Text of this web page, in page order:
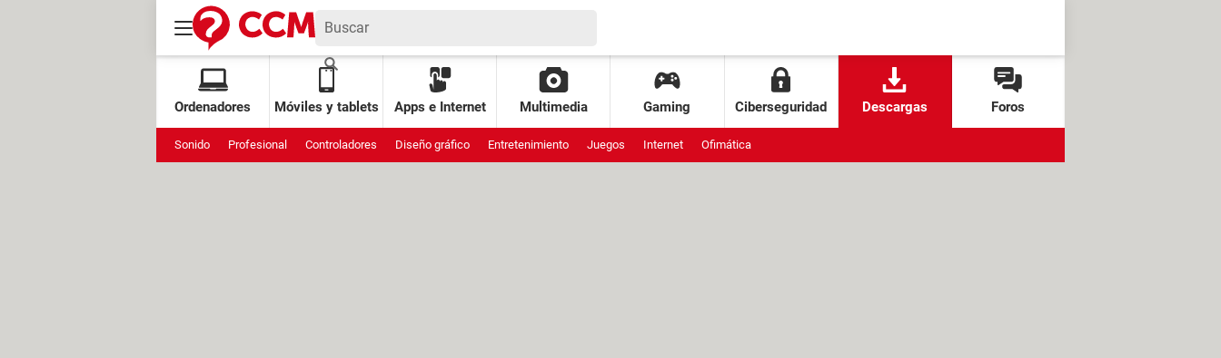
Ordenadores Móviles y tablets Apps e Internet Multimedia Gaming Ciberseguridad Descargas Foros
Sonido Profesional Controladores Diseño gráfico Entretenimiento Juegos Internet Ofimática